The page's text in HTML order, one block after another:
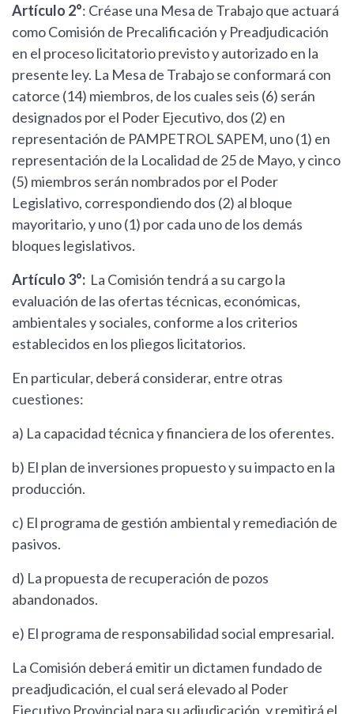
Artículo 2°: Créase una Mesa de Trabajo que actuará
como Comisión de Precalificación y Preadjudicación
en el proceso licitatorio previsto y autorizado en la
presente ley. La Mesa de Trabajo se conformará con
catorce (14) miembros, de los cuales seis (6) serán
designados por el Poder Ejecutivo, dos (2) en
representación de PAMPETROL SAPEM, uno (1) en
representación de la Localidad de 25 de Mayo, y cinco
(5) miembros serán nombrados por el Poder
Legislativo, correspondiendo dos (2) al bloque
mayoritario, y uno (1) por cada uno de los demás
bloques legislativos.
Artículo 3°: La Comisión tendrá a su cargo la
evaluación de las ofertas técnicas, económicas,
ambientales y sociales, conforme a los criterios
establecidos en los pliegos licitatorios.
En particular, deberá considerar, entre otras
cuestiones:
a) La capacidad técnica y financiera de los oferentes.
b) El plan de inversiones propuesto y su impacto en la
producción.
c) El programa de gestión ambiental y remediación de
pasivos.
d) La propuesta de recuperación de pozos
abandonados.
e) El programa de responsabilidad social empresarial.
La Comisión deberá emitir un dictamen fundado de
preadjudicación, el cual será elevado al Poder
Ejecutivo Provincial para su adjudicación, y remitirá el